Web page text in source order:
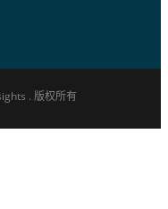
. 版权所有